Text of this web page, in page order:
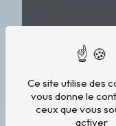
Ce site utilise des
vous donne le
ceux que vous
activer